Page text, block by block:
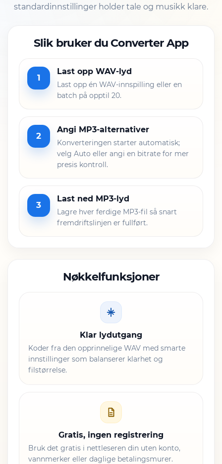
standardinnstillinger holder tale og musikk klare.
Slik bruker du Converter App
1
Last opp WAV-lyd
Last opp én WAV-innspilling eller en
batch på opptil 20.
2
Angi MP3-alternativer
Konverteringen starter automatisk;
velg Auto eller angi en bitrate for mer
presis kontroll.
3
Last ned MP3-lyd
Lagre hver ferdige MP3-fil så snart
fremdriftslinjen er fullført.
Nøkkelfunksjoner
Klar lydutgang
Koder fra den opprinnelige WAV med smarte
innstillinger som balanserer klarhet og
filstørrelse.
Gratis, ingen registrering
Bruk det gratis i nettleseren din uten konto,
vannmerker eller daglige betalingsmurer.